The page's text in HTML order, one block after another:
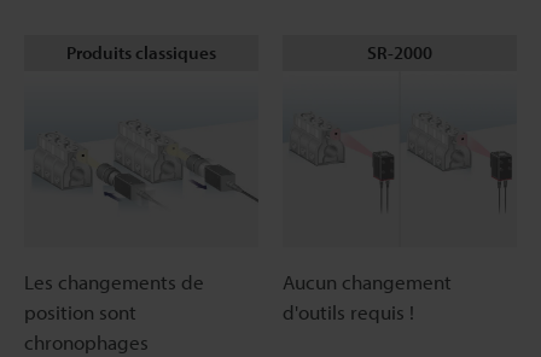
Produits classiques
Les changements de
position sont
chronophages
SR-2000
Aucun changement
d'outils requis !